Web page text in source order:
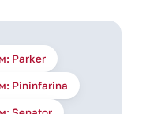
Parker
Pininfarina